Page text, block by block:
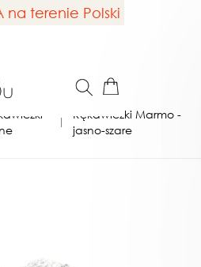
na terenie Polski
Rękawiczki Marmo -
jasno-szare